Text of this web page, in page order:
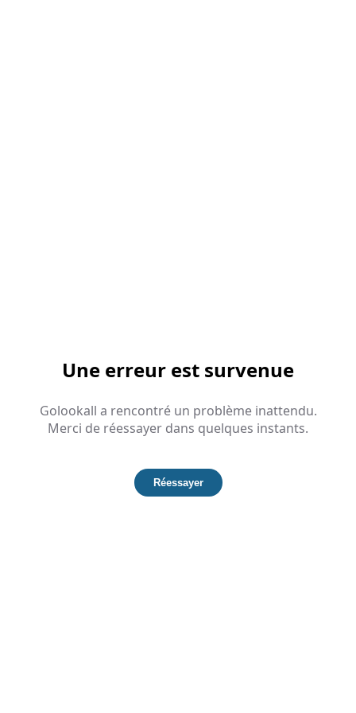
Une erreur est survenue
Golookall a rencontré un problème inattendu.
Merci de réessayer dans quelques instants.
Réessayer